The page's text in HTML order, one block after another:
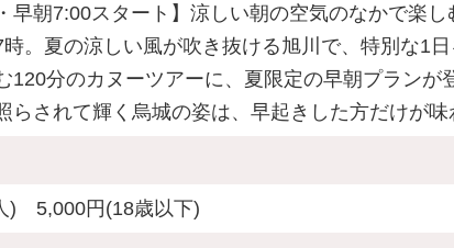
早朝7:00スタート】涼しい朝の空気のなかで楽
。夏の涼しい風が吹き抜ける旭川で、特別な1
120分のカヌーツアーに、夏限定の早朝プランが
らされて輝く烏城の姿は、早起きした方だけが味
) 5,000円(18歳以下)